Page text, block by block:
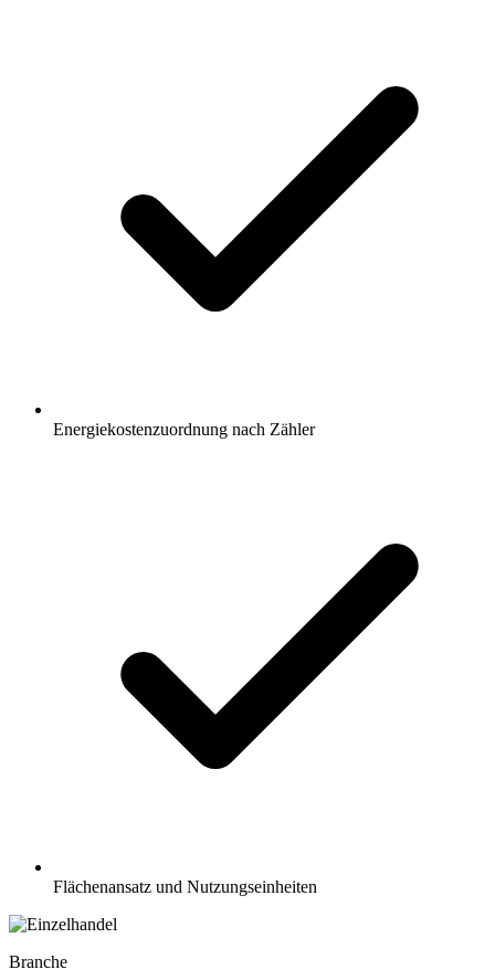
Energiekostenzuordnung nach Zähler
Flächenansatz und Nutzungseinheiten
Branche